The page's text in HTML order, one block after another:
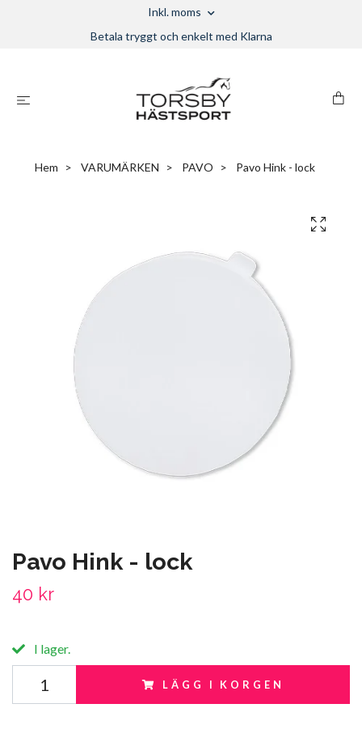
Inkl. moms
Betala tryggt och enkelt med Klarna
Hem VARUMÄRKEN PAVO Pavo Hink - lock
Pavo Hink - lock
40 kr
I lager.
LÄGG I KORGEN